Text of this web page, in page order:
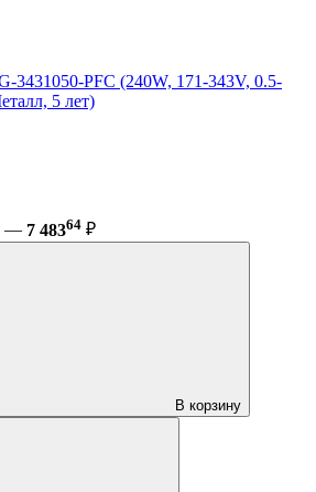
3431050-PFC (240W, 171-343V, 0.5-
5 лет)
— 7 48364 ₽
В корзину